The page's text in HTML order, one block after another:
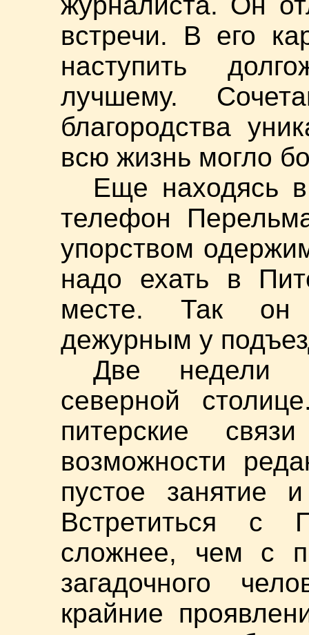
встречи. В его
наступить
лучшему.
благородства
всю жизнь могло
Еще находясь
телефон
упорством
надо ехать в
месте. Так он
дежурным у
Две недели
северной
питерские
возможности
пустое занятие
Встретиться с
сложнее, чем с
загадочного
крайние